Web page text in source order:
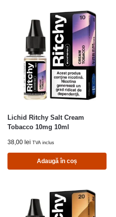
Lichid Ritchy Salt Cream
Tobacco 10mg 10ml
38,00 lei TVA inclus
Adaugă în coș